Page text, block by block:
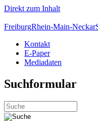
Direkt zum Inhalt
FreiburgRhein-Main-Neckar
Kontakt
E-Paper
Mediadaten
Suchformular